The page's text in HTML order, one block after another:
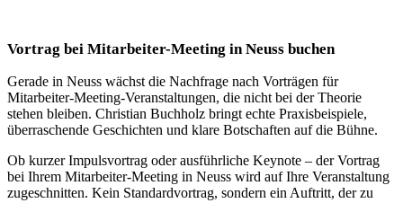
Vortrag bei Mitarbeiter-Meeting in Neuss buchen
Gerade in Neuss wächst die Nachfrage nach Vorträgen für
Mitarbeiter-Meeting-Veranstaltungen, die nicht bei der Theorie
stehen bleiben. Christian Buchholz bringt echte Praxisbeispiele,
überraschende Geschichten und klare Botschaften auf die Bühne.
Ob kurzer Impulsvortrag oder ausführliche Keynote – der Vortrag
bei Ihrem Mitarbeiter-Meeting in Neuss wird auf Ihre Veranstaltung
zugeschnitten. Kein Standardvortrag, sondern ein Auftritt, der zu